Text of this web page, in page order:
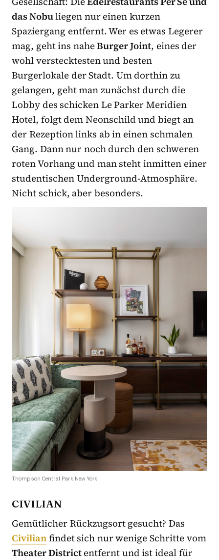
das Nobuliegen nur einen kurzen
Spaziergang entfernt. Wer es etwas Legerer
mag, geht ins naheBurger Joint, eines der
wohl verstecktesten und besten
Burgerlokale der Stadt. Um dorthin zu
gelangen, geht man zunächst durch die
Lobby des schicken Le Parker Meridien
Hotel, folgt dem Neonschild und biegt an
der Rezeption links ab in einen schmalen
Gang. Dann nur noch durch den schweren
roten Vorhang und man steht inmitten einer
studentischen Underground-Atmosphäre.
Nicht schick, aber besonders.
Thompson Central Park New York
CIVILIAN
Gemütlicher Rückzugsort gesucht? Das
Civilianfindet sich nur wenige Schritte vom
Theater Districtentfernt und ist ideal für